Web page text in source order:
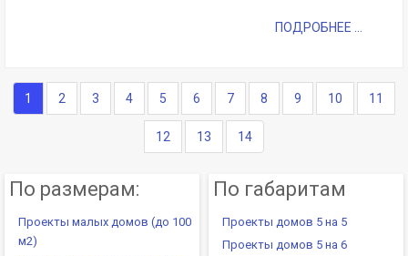
ПОДРОБНЕЕ ...
1 2 3 4 5 6 7 8 9 10 11
12 13 14
По размерам:
Проекты малых домов (до 100
м2)
По габаритам
Проекты домов 5 на 5
Проекты домов 5 на 6